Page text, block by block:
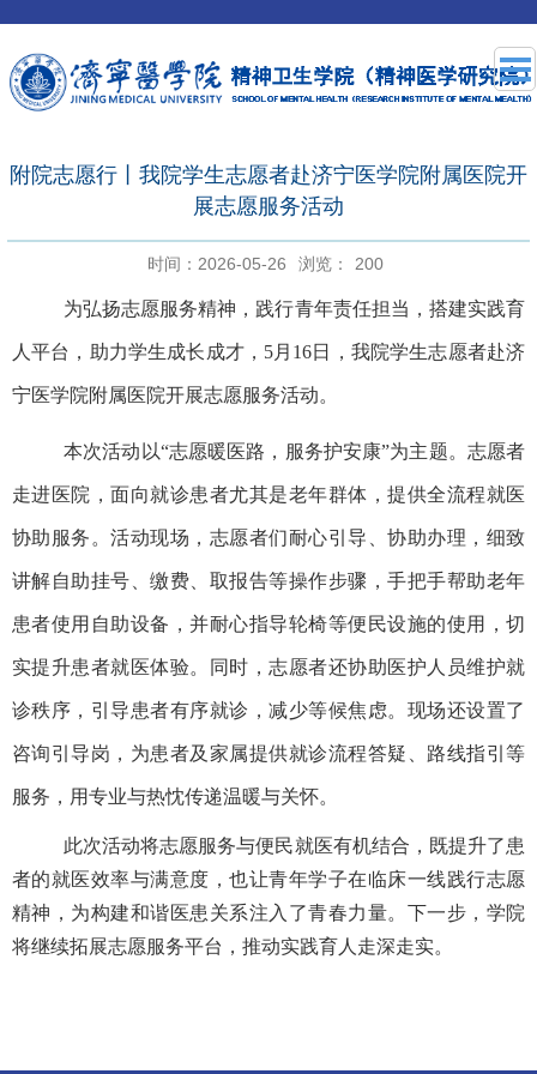
附院志愿行丨我院学生志愿者赴济宁医学院附属医院开
展志愿服务活动
时间：2026-05-26 浏览： 200
为弘扬志愿服务精神，践行青年责任担当，搭建实践育
人平台，助力学生成长成才， 5月16日，我院学生志愿者赴济
宁医学院附属医院开展志愿服务活动。
本次活动以“志愿暖医路，服务护安康”为主题。志愿者
走进医院，面向就诊患者尤其是老年群体，提供全流程就医
协助服务。活动现场，志愿者们耐心引导、协助办理，细致
讲解自助挂号、缴费、取报告等操作步骤，手把手帮助老年
患者使用自助设备，并耐心指导轮椅等便民设施的使用，切
实提升患者就医体验。同时，志愿者还协助医护人员维护就
诊秩序，引导患者有序就诊，减少等候焦虑。现场还设置了
咨询引导岗，为患者及家属提供就诊流程答疑、路线指引等
服务，用专业与热忱传递温暖与关怀。
此次活动将志愿服务与便民就医有机结合，既提升了患
者的就医效率与满意度，也让青年学子在临床一线践行志愿
精神，为构建和谐医患关系注入了青春力量。下一步，学院
将继续拓展志愿服务平台，推动实践育人走深走实。